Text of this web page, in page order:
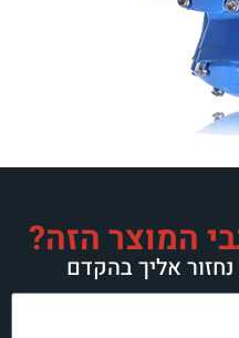
המוצר הזה?
אליך בהקדם